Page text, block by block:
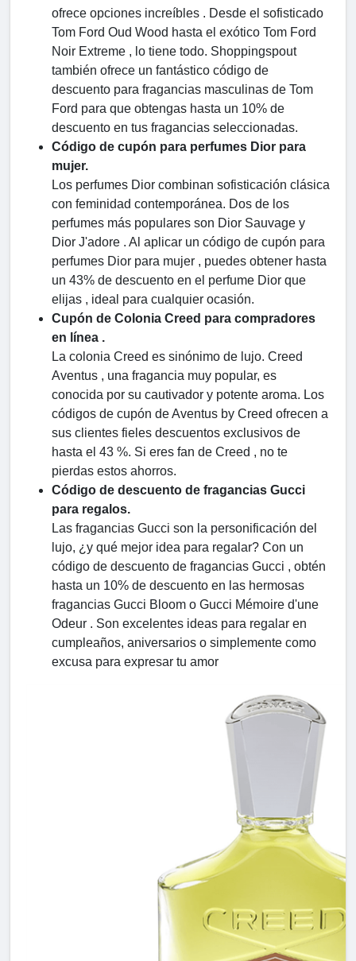
ofrece opciones increíbles . Desde el sofisticado
Tom Ford Oud Wood hasta el exótico Tom Ford
Noir Extreme , lo tiene todo. Shoppingspout
también ofrece un fantástico código de
descuento para fragancias masculinas de Tom
Ford para que obtengas hasta un 10% de
descuento en tus fragancias seleccionadas.
Código de cupón para perfumes Dior para
mujer.
Los perfumes Dior combinan sofisticación clásica
con feminidad contemporánea. Dos de los
perfumes más populares son Dior Sauvage y
Dior J'adore . Al aplicar un código de cupón para
perfumes Dior para mujer , puedes obtener hasta
un 43% de descuento en el perfume Dior que
elijas , ideal para cualquier ocasión.
Cupón de Colonia Creed para compradores
en línea .
La colonia Creed es sinónimo de lujo. Creed
Aventus , una fragancia muy popular, es
conocida por su cautivador y potente aroma. Los
códigos de cupón de Aventus by Creed ofrecen a
sus clientes fieles descuentos exclusivos de
hasta el 43 %. Si eres fan de Creed , no te
pierdas estos ahorros.
Código de descuento de fragancias Gucci
para regalos.
Las fragancias Gucci son la personificación del
lujo, ¿y qué mejor idea para regalar? Con un
código de descuento de fragancias Gucci , obtén
hasta un 10% de descuento en las hermosas
fragancias Gucci Bloom o Gucci Mémoire d'une
Odeur . Son excelentes ideas para regalar en
cumpleaños, aniversarios o simplemente como
excusa para expresar tu amor